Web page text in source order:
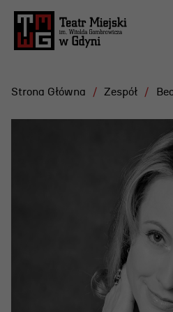
Scena Letnia
Aktualne spektakle
Archiwum spektakli
Strona Główna Zespół